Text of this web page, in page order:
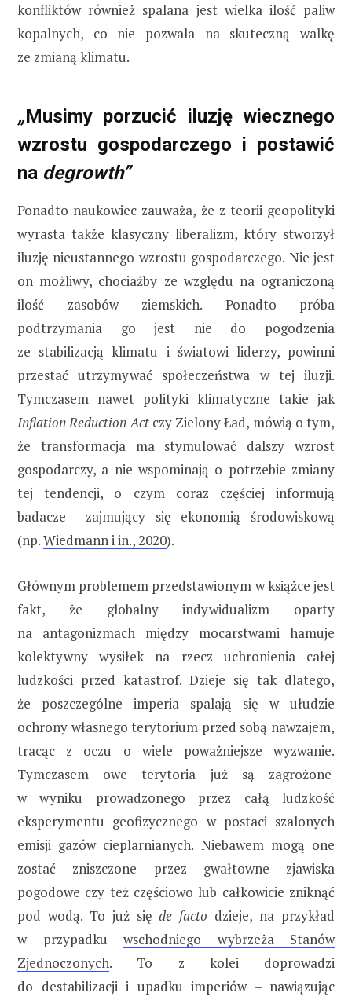
konfliktów również spalana jest wielka ilość paliw
kopalnych, co nie pozwala na skuteczną walkę
ze zmianą klimatu.
„Musimy porzucić iluzję wiecznego
wzrostu gospodarczego i postawić
na degrowth”
Ponadto naukowiec zauważa, że z teorii geopolityki
wyrasta także klasyczny liberalizm, który stworzył
iluzję nieustannego wzrostu gospodarczego. Nie jest
on możliwy, chociażby ze względu na ograniczoną
ilość zasobów ziemskich. Ponadto próba
podtrzymania go jest nie do pogodzenia
ze stabilizacją klimatu i światowi liderzy, powinni
przestać utrzymywać społeczeństwa w tej iluzji.
Tymczasem nawet polityki klimatyczne takie jak
Inflation Reduction Act czy Zielony Ład, mówią o tym,
że transformacja ma stymulować dalszy wzrost
gospodarczy, a nie wspominają o potrzebie zmiany
tej tendencji, o czym coraz częściej informują
badacze zajmujący się ekonomią środowiskową
(np.Wiedmann i in., 2020).
Głównym problemem przedstawionym w książce jest
fakt, że globalny indywidualizm oparty
na antagonizmach między mocarstwami hamuje
kolektywny wysiłek na rzecz uchronienia całej
ludzkości przed katastrof. Dzieje się tak dlatego,
że poszczególne imperia spalają się w ułudzie
ochrony własnego terytorium przed sobą nawzajem,
tracąc z oczu o wiele poważniejsze wyzwanie.
Tymczasem owe terytoria już są zagrożone
w wyniku prowadzonego przez całą ludzkość
eksperymentu geofizycznego w postaci szalonych
emisji gazów cieplarnianych. Niebawem mogą one
zostać zniszczone przez gwałtowne zjawiska
pogodowe czy też częściowo lub całkowicie zniknąć
pod wodą. To już sięde facto dzieje, na przykład
w przypadku wschodniego wybrzeża Stanów
Zjednoczonych. To z kolei doprowadzi
do destabilizacji i upadku imperiów – nawiązując